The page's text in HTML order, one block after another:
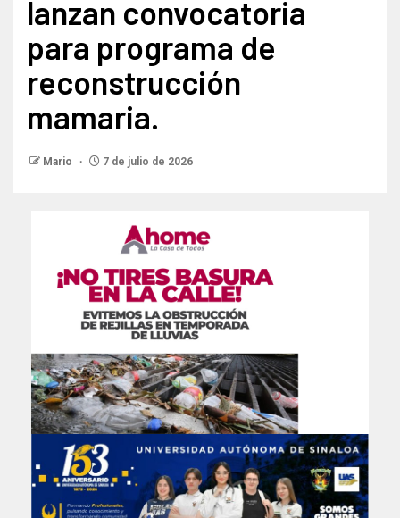
lanzan convocatoria
para programa de
reconstrucción
mamaria.
Mario 7 de julio de 2026